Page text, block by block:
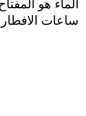
الماء هو
ساعات